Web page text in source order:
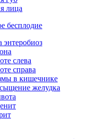
лица
бесплодие
слева
справа
в кишечнике
желудка